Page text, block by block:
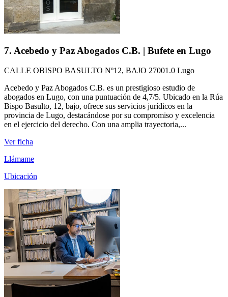
7. Acebedo y Paz Abogados C.B. | Bufete en Lugo
CALLE OBISPO BASULTO Nº12, BAJO 27001.0 Lugo
Acebedo y Paz Abogados C.B. es un prestigioso estudio de
abogados en Lugo, con una puntuación de 4,7/5. Ubicado en la Rúa
Bispo Basulto, 12, bajo, ofrece sus servicios jurídicos en la
provincia de Lugo, destacándose por su compromiso y excelencia
en el ejercicio del derecho. Con una amplia trayectoria,...
Ver ficha
Llámame
Ubicación